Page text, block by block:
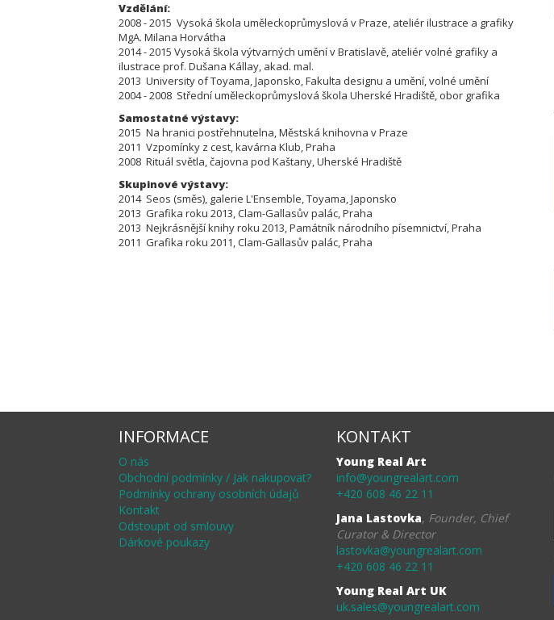
Vzdělání:
2008 - 2015 Vysoká škola uměleckoprůmyslová v Praze, ateliér ilustrace a grafiky
MgA. Milana Horvátha
2014 - 2015 Vysoká škola výtvarných umění v Bratislavě, ateliér volné grafiky a
ilustrace prof. Dušana Kállay, akad. mal.
2013 University of Toyama, Japonsko, Fakulta designu a umění, volné umění
2004 - 2008 Střední uměleckoprůmyslová škola Uherské Hradiště, obor grafika
Samostatné výstavy:
2015 Na hranici postřehnutelna, Městská knihovna v Praze
2011 Vzpomínky z cest, kavárna Klub, Praha
2008 Rituál světla, čajovna pod Kaštany, Uherské Hradiště
Skupinové výstavy:
2014 Seos (směs), galerie L'Ensemble, Toyama, Japonsko
2013 Grafika roku 2013, Clam-Gallasův palác, Praha
2013 Nejkrásnější knihy roku 2013, Památník národního písemnictví, Praha
2011 Grafika roku 2011, Clam-Gallasův palác, Praha
INFORMACE
O nás
Obchodní podmínky / Jak nakupovat?
Podmínky ochrany osobních údajů
Kontakt
Odstoupit od smlouvy
Dárkové poukazy
KONTAKT
Young Real Art
info@youngrealart.com
+420 608 46 22 11
Jana Lastovka, Founder, Chief
Curator & Director
lastovka@youngrealart.com
+420 608 46 22 11
Young Real Art UK
uk.sales@youngrealart.com